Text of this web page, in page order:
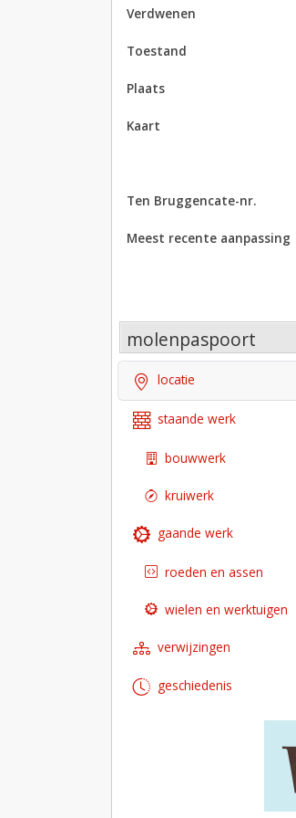
verdwenen
toestand
plaats
kaart
Toon op Google Maps
Ten Bruggencate-nr.
Meest recente aanpassing
molenpaspoort
locatie
staande werk
bouwwerk
kruiwerk
gaande werk
roeden en assen
wielen en werktuigen
verwijzingen
geschiedenis